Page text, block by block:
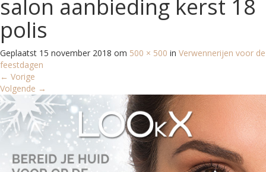
salon aanbieding kerst 18
polis
Geplaatst 15 november 2018 om 500 × 500 in Verwennerijen voor de
feestdagen
← Vorige
Volgende →